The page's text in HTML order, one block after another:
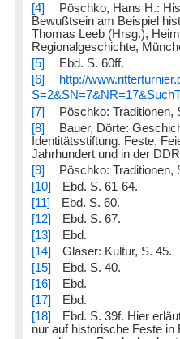
[4]
Pöschko, Hans H.:
Bewußtsein am Beispiel
Thomas Leeb (Hrsg.),
Regionalgeschichte,
[5]
Ebd. S. 60ff.
[6]
http://
[7]
Pöschko: Traditionen,
[8]
Bauer, Dörte:
Identitätsstiftung. Feste,
Jahrhundert und in der
[9]
Pöschko: Traditionen,
[10]
Ebd. S. 61-64.
[11]
Ebd. S. 60.
[12]
Ebd. S. 67.
[13]
Ebd.
[14]
Glaser: Kultur, S. 45.
[15]
Ebd. S. 40.
[16]
Ebd.
[17]
Ebd.
[18]
Ebd. S. 39f. Hier
nur auf historische Feste in